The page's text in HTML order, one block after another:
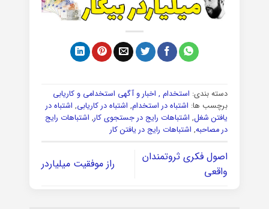
دسته بندی: استخدام , اخبار و آگهی استخدامی و کاریابی
برچسب ها: اشتباه در استخدام, اشتباه در کاریابی, اشتباه در
یافتن شغل, اشتباهات رایج در جستجوی کار, اشتباهات رایج
در مصاحبه, اشتباهات رایج در یافتن کار
اصول فکری ثروتمندان
واقعی
راز موفقیت میلیاردر